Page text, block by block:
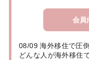
会員
08/09 海外移住で圧
どんな人が海外移住